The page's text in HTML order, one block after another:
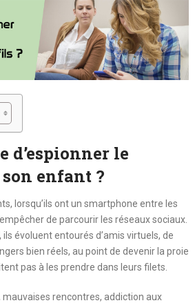
d’espionner le
enfant ?
lorsqu’ils ont un smartphone entre les
de parcourir les réseaux sociaux.
évoluent entourés d’amis virtuels, de
bien réels, au point de devenir la proie
pas à les prendre dans leurs filets.
rencontres, addiction aux